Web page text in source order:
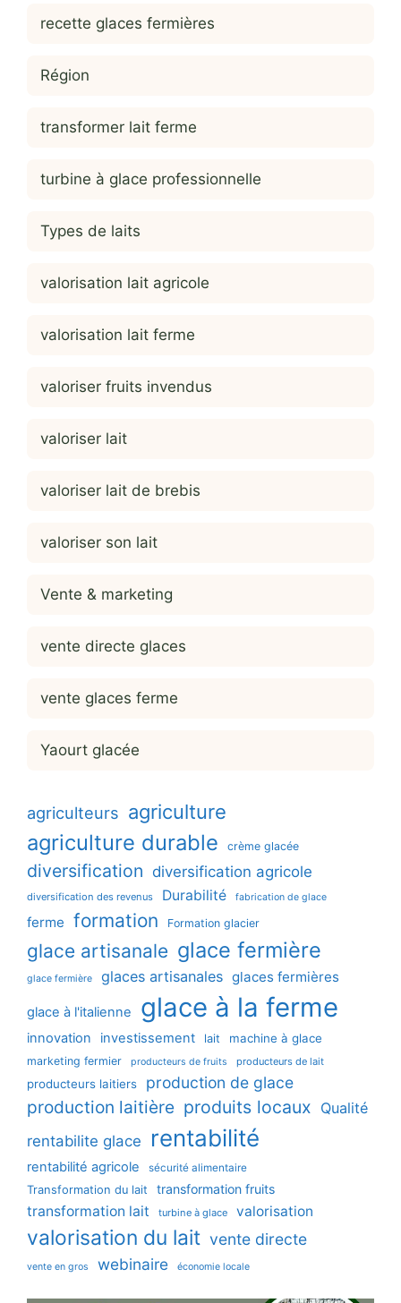
recette glaces fermières
Région
transformer lait ferme
turbine à glace professionnelle
Types de laits
valorisation lait agricole
valorisation lait ferme
valoriser fruits invendus
valoriser lait
valoriser lait de brebis
valoriser son lait
Vente & marketing
vente directe glaces
vente glaces ferme
Yaourt glacée
agriculteurs agriculture
agriculture durable crème glacée
diversification diversification agricole
diversification des revenus Durabilité fabrication de glace
ferme formation Formation glacier
glace artisanale glace fermière
glace fermière glaces artisanales glaces fermières
glace à l'italienne glace à la ferme
innovation investissement lait machine à glace
marketing fermier producteurs de fruits producteurs de lait
producteurs laitiers production de glace
production laitière produits locaux Qualité
rentabilite glace
rentabilité
rentabilité agricole sécurité alimentaire
Transformation du lait transformation fruits
transformation lait turbine à glace valorisation
valorisation du lait vente directe
vente en gros webinaire économie locale